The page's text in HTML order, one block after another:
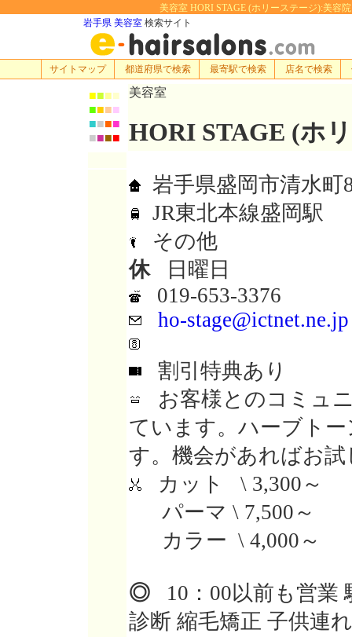
美容室 HORI STAGE (ホリーステージ):美容
岩手県 美容室 検索サイト
サイトマップ 都道府県で検索 最寄駅で検索 店名で検索
■■■■
■■■■
■■■■
■■■■
美容室
HORI STAGE (ホ
岩手県盛岡市清水町
JR東北本線盛岡駅
その他
休日曜日
019-653-3376
ho-stage@ictnet.ne.jp
割引特典あり
お客様とのコミュ
ています。ハーブト
す。機会があればお
カット \ 3,300～
パーマ \ 7,500～
カラー \ 4,000～
◎ 10：00以前も営業
診断 縮毛矯正 子供連